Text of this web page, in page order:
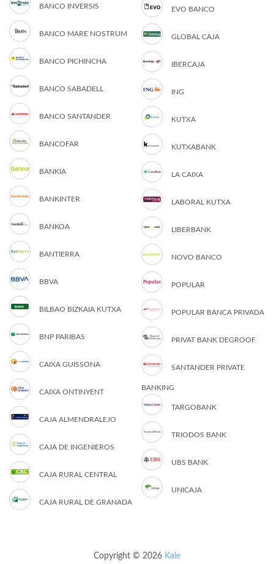
BANCO INVERSIS
BANCO MARE NOSTRUM
BANCO PICHINCHA
BANCO SABADELL
BANCO SANTANDER
BANCOFAR
BANKIA
BANKINTER
BANKOA
BANTIERRA
BBVA
BILBAO BIZKAIA KUTXA
BNP PARIBAS
CAIXA GUISSONA
CAIXA ONTINYENT
CAJA ALMENDRALEJO
CAJA DE INGENIEROS
CAJA RURAL CENTRAL
CAJA RURAL DE GRANADA
EVO BANCO
GLOBAL CAJA
IBERCAJA
ING
KUTXA
KUTXABANK
LA CAIXA
LABORAL KUTXA
LIBERBANK
NOVO BANCO
POPULAR
POPULAR BANCA PRIVADA
PRIVAT BANK DEGROOF
SANTANDER PRIVATE
BANKING
TARGOBANK
TRIODOS BANK
UBS BANK
UNICAJA
Copyright © 2026 Kale